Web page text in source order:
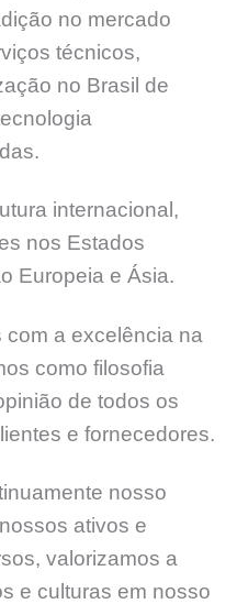
no mercado
técnicos,
no Brasil de
internacional,
nos Estados
Europeia e Ásia.
a excelência na
como filosofia
de todos os
e fornecedores.
nosso
ativos e
valorizamos a
e culturas em nosso